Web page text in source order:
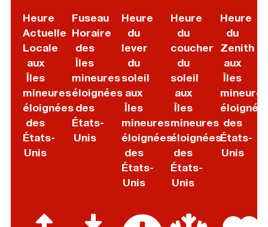
Heure
Actuelle
Locale
aux
Îles
mineures
éloignées
des
États-
Unis
Fuseau
Horaire
des
Îles
mineures
éloignées
des
États-
Unis
Heure
du
lever
du
soleil
aux
Îles
mineures
éloignées
des
États-
Unis
Heure
du
coucher
du
soleil
aux
Îles
mineures
éloignées
des
États-
Unis
Heure
du
Zenith
aux
Îles
mineures
des
États-
Unis